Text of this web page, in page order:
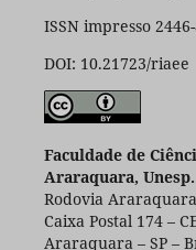
ISSN impresso
DOI: 10.21723/riaee
Faculdade de
Araraquara, Unesp.
Rodovia
Caixa Postal 174 –
Araraquara – SP –